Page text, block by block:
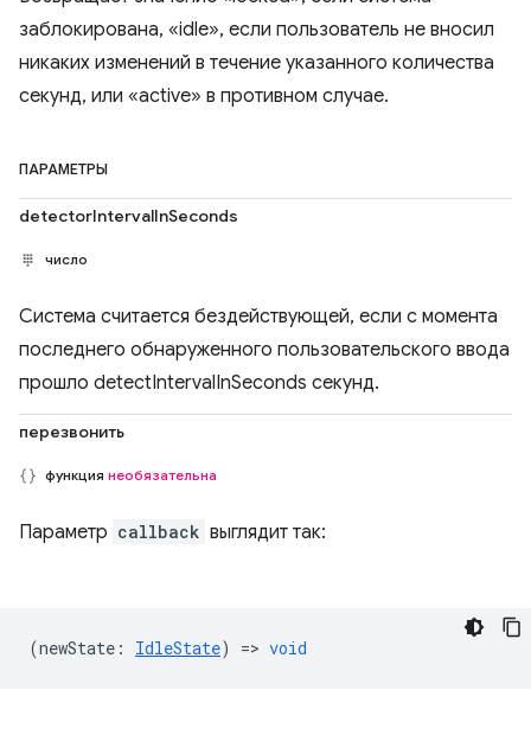
заблокирована, «idle», если пользователь не вносил
никаких изменений в течение указанного количества
секунд, или «active» в противном случае.
ПАРАМЕТРЫ
detectorIntervalInSeconds
число
Система считается бездействующей, если с момента
последнего обнаруженного пользовательского ввода
прошло detectIntervalInSeconds секунд.
перезвонить
функция необязательна
Параметр callback выглядит так:
(newState : IdleState) => void